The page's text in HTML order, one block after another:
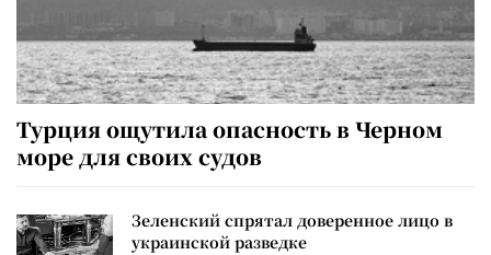
Турция ощутила опасность в Черном
море для своих судов
Зеленский спрятал доверенное лицо в
украинской разведке